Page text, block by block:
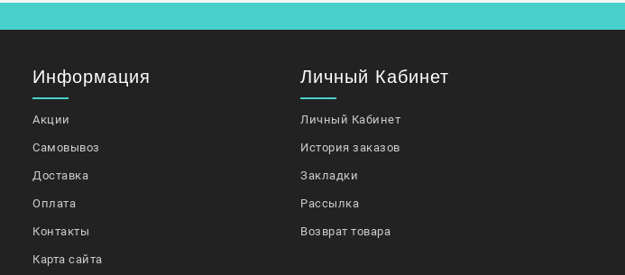
Информация
Акции
Самовывоз
Доставка
Оплата
Контакты
Карта сайта
Личный Кабинет
Личный Кабинет
История заказов
Закладки
Рассылка
Возврат товара